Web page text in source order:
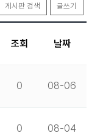
게시판 검색 글쓰기
조회 날짜
0 08-06
0 08-04